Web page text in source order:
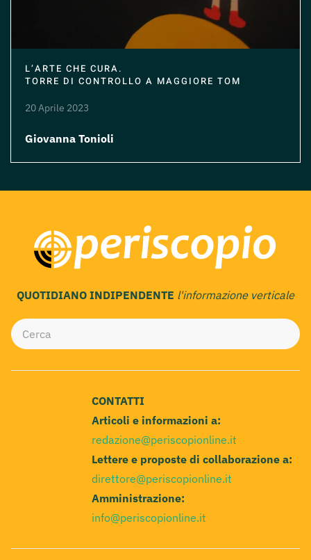
L’ARTE CHE CURA.
TORRE DI CONTROLLO A MAGGIORE TOM
20 Aprile 2023
Giovanna Tonioli
QUOTIDIANO INDIPENDENTE l'informazione verticale
CONTATTI
Articoli e informazioni a:
redazione@periscopionline.it
Lettere e proposte di collaborazione a:
direttore@periscopionline.it
Amministrazione:
info@periscopionline.it